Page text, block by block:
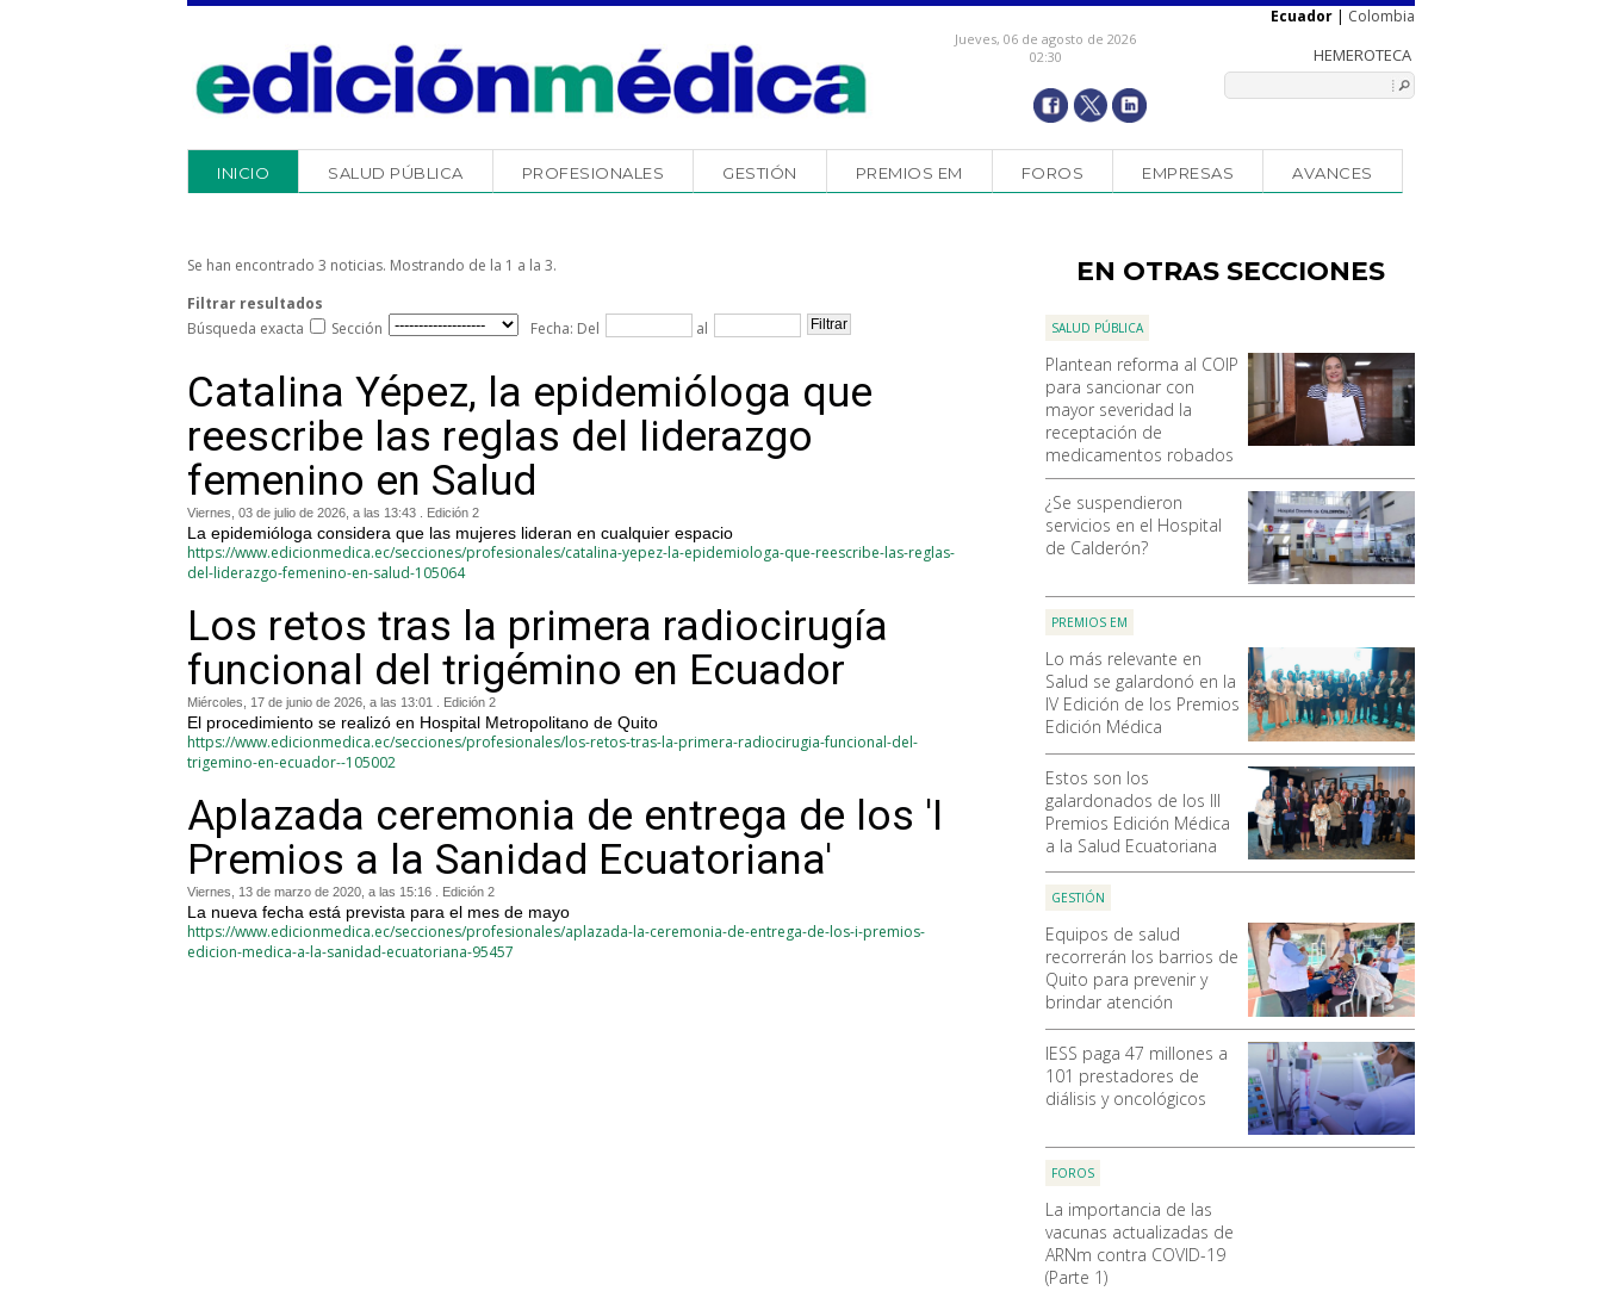
Jueves, 06 de agosto de 2026
02:30
Ecuador | Colombia
INICIO SALUD PÚBLICA PROFESIONALES GESTIÓN PREMIOS EM FOROS EMPRESAS AVANCES
EN OTRAS SECCIONES
SALUD PÚBLICA
Plantean reforma al COIP
para sancionar con
mayor severidad la
receptación de
medicamentos robados
¿Se suspendieron
servicios en el Hospital
de Calderón?
PREMIOS EM
Lo más relevante en
Salud se galardonó en la
IV Edición de los Premios
Edición Médica
Estos son los
galardonados de los III
Premios Edición Médica
a la Salud Ecuatoriana
GESTIÓN
Equipos de salud
recorrerán los barrios de
Quito para prevenir y
brindar atención
IESS paga 47 millones a
101 prestadores de
diálisis y oncológicos
FOROS
La importancia de las
vacunas actualizadas de
ARNm contra COVID-19
(Parte 1)
Se han encontrado 3 noticias. Mostrando de la 1 a la 3.
Filtrar resultados
Búsqueda exacta
Sección Fecha: Del al
Catalina Yépez, la epidemióloga que
reescribe las reglas del liderazgo
femenino en Salud
Viernes, 03 de julio de 2026, a las 13:43 . Edición 2
La epidemióloga considera que las mujeres lideran en cualquier espacio
https://www.edicionmedica.ec/secciones/profesionales/catalina-yepez-la-epidemiologa-que-reescribe-las-reglas-
del-liderazgo-femenino-en-salud-105064
Los retos tras la primera radiocirugía
funcional del trigémino en Ecuador
Miércoles, 17 de junio de 2026, a las 13:01 . Edición 2
El procedimiento se realizó en Hospital Metropolitano de Quito
https://www.edicionmedica.ec/secciones/profesionales/los-retos-tras-la-primera-radiocirugia-funcional-del-
trigemino-en-ecuador--105002
Aplazada ceremonia de entrega de los 'I
Premios a la Sanidad Ecuatoriana'
Viernes, 13 de marzo de 2020, a las 15:16 . Edición 2
La nueva fecha está prevista para el mes de mayo
https://www.edicionmedica.ec/secciones/profesionales/aplazada-la-ceremonia-de-entrega-de-los-i-premios-
edicion-medica-a-la-sanidad-ecuatoriana-95457